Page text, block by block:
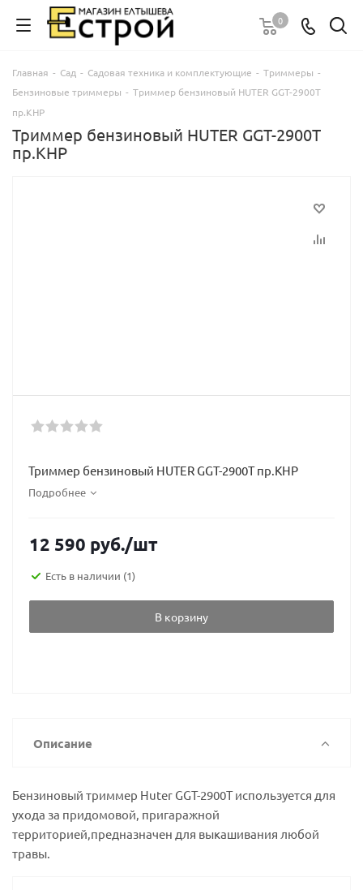
0
Главная - Сад - Садовая техника и комплектующие - Триммеры -
Бензиновые триммеры - Триммер бензиновый HUTER GGT-2900T
пр.КНР
Триммер бензиновый HUTER GGT-2900T
пр.КНР
Триммер бензиновый HUTER GGT-2900T пр.КНР
Подробнее
12 590 руб./шт
Есть в наличии (1)
В корзину
Описание
Бензиновый триммер Huter GGT-2900T используется для
ухода за придомовой, пригаражной
территорией,предназначен для выкашивания любой
травы.